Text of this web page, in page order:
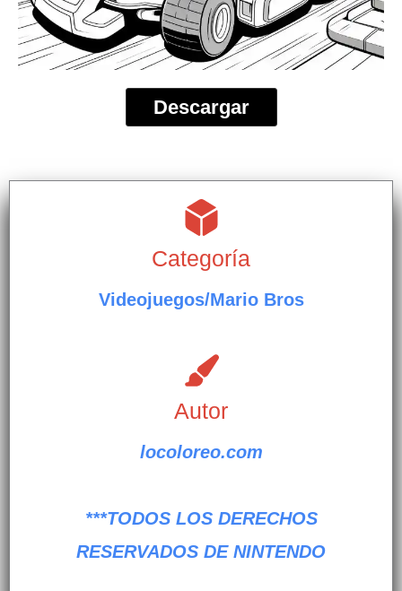
Descargar
Categoría
Videojuegos/Mario Bros
Autor
locoloreo.com
***TODOS LOS DERECHOS
RESERVADOS DE NINTENDO